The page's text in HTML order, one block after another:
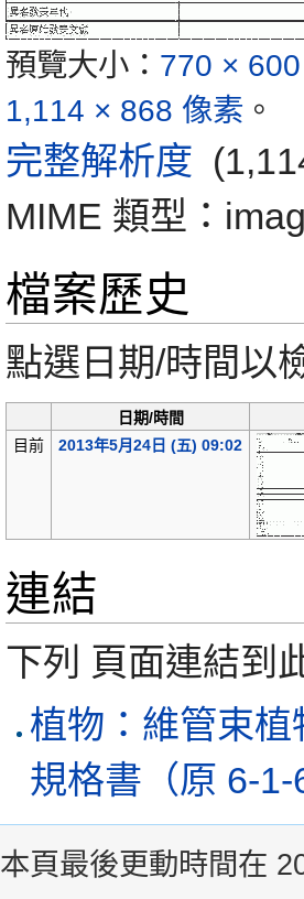
預覽大小： 770 ×
1,114 × 868 像素 。
完整解析度
MIME 類型：
檔案歷史
點選日期/時間以
日期/時間
目前
2013年5月24日 (五) 09:02
連結
下列 頁面連結到
植物：維管束
規格書（原 6-1-
本頁最後更動時間在